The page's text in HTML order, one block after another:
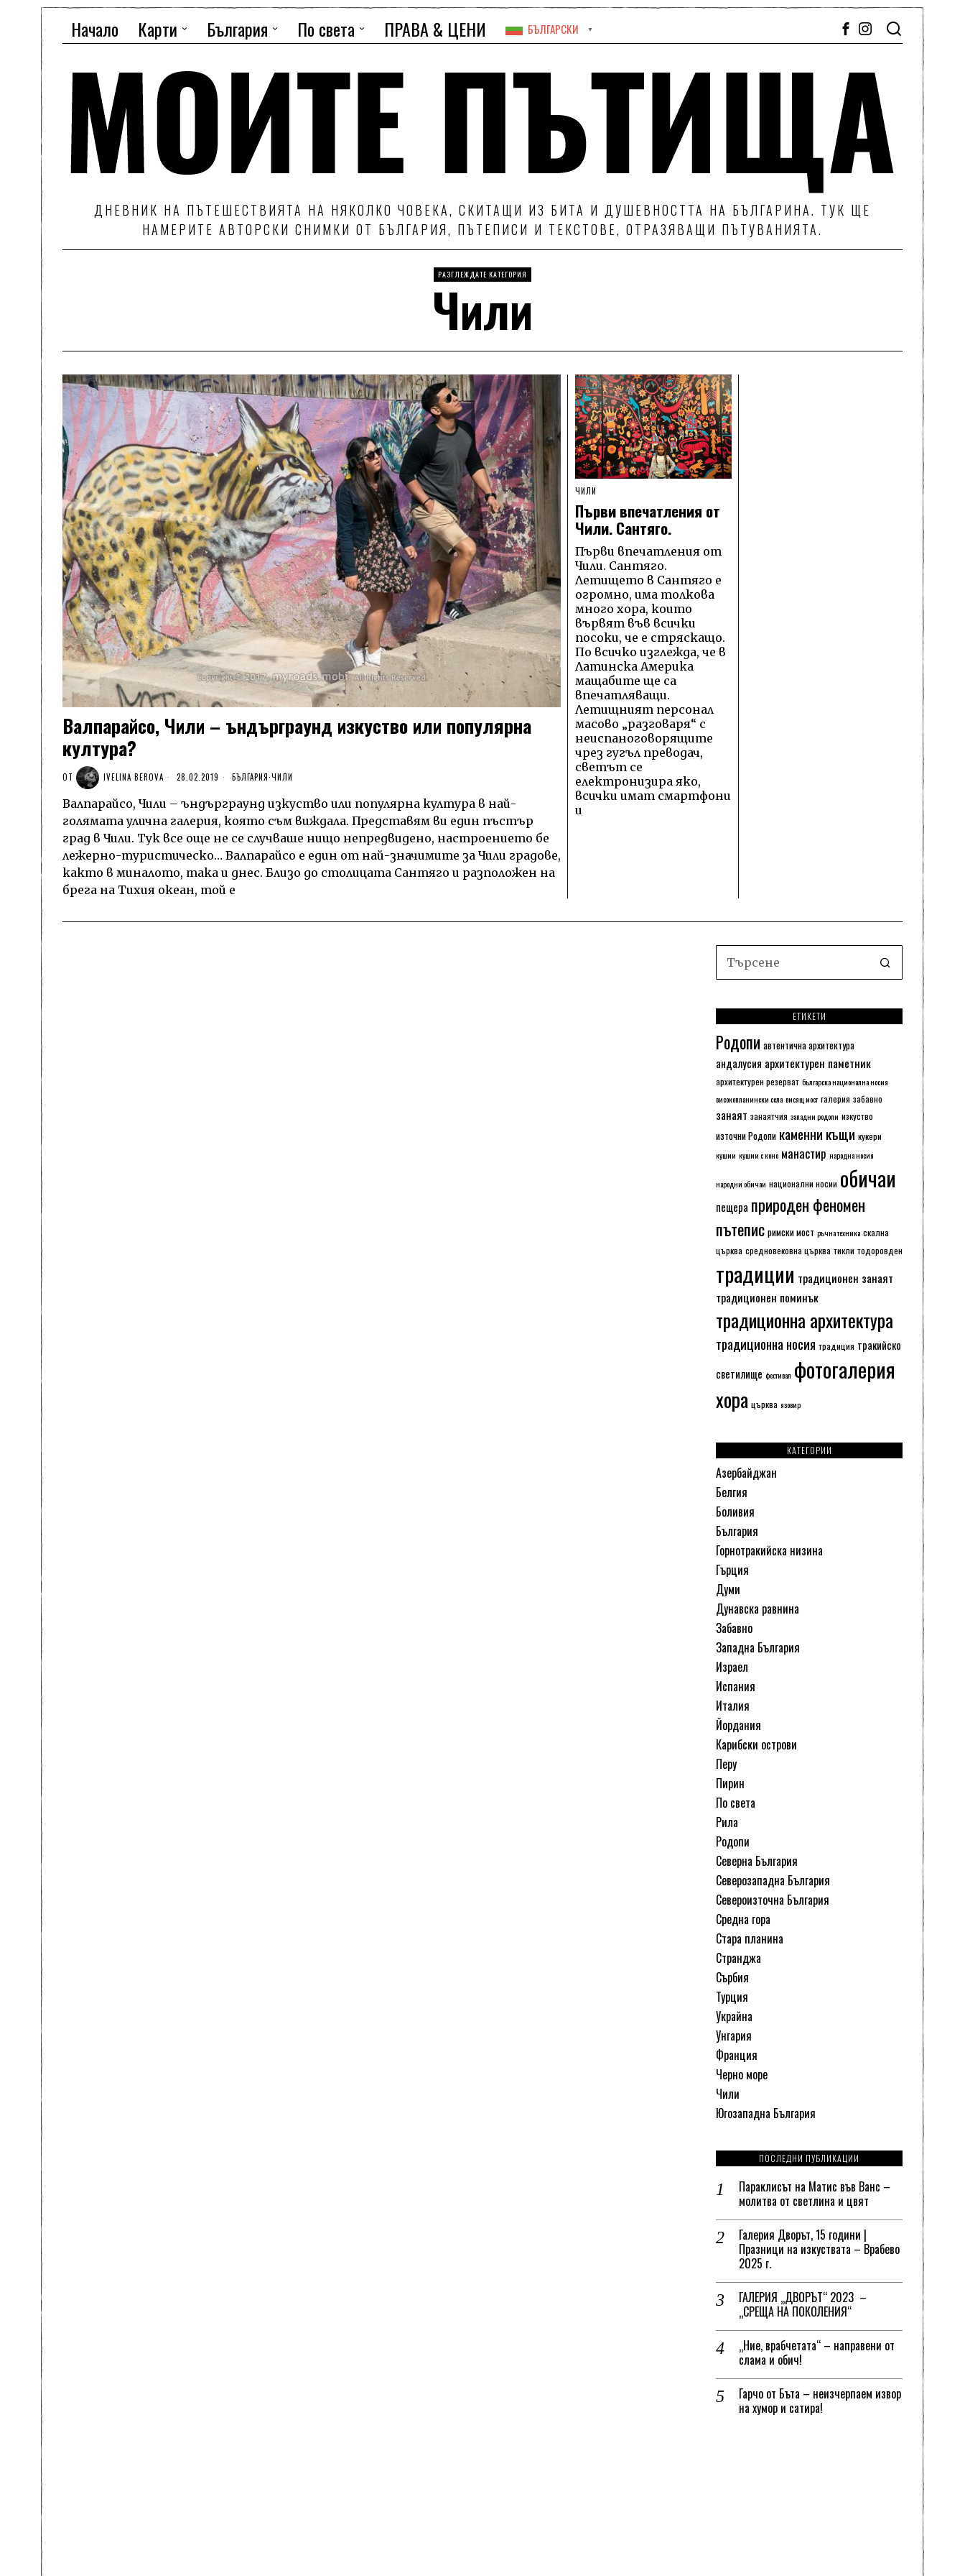
Начало Карти България По света ПРАВА & ЦЕНИ БЪЛГАРСКИ ▼
ДНЕВНИК НА ПЪТЕШЕСТВИЯТА НА НЯКОЛКО ЧОВЕКА, СКИТАЩИ ИЗ БИТА И ДУШЕВНОСТТА НА БЪЛГАРИНА. ТУК ЩЕ
НАМЕРИТЕ АВТОРСКИ СНИМКИ ОТ БЪЛГАРИЯ, ПЪТЕПИСИ И ТЕКСТОВЕ, ОТРАЗЯВАЩИ ПЪТУВАНИЯТА.
РАЗГЛЕЖДАТЕ КАТЕГОРИЯ
Чили
Валпарайсо, Чили – ъндърграунд изкуство или популярна
култура?
ОТ IVELINA BEROVA 28.02.2019 БЪЛГАРИЯ·ЧИЛИ
Валпарайсо, Чили – ъндърграунд изкуство или популярна култура в най-
голямата улична галерия, която съм виждала. Представям ви един пъстър
град в Чили. Тук все още не се случваше нищо непредвидено, настроението бе
лежерно-туристическо… Валпарайсо е един от най-значимите за Чили градове,
както в миналото, така и днес. Близо до столицата Сантяго и разположен на
брега на Тихия океан, той е
ЧИЛИ
Първи впечатления от
Чили. Сантяго.
Първи впечатления от
Чили. Сантяго.
Летището в Сантяго е
огромно, има толкова
много хора, които
вървят във всички
посоки, че е стряскащо.
По всичко изглежда, че в
Латинска Америка
мащабите ще са
впечатляващи.
Летищният персонал
масово „разговаря“ с
неиспаноговорящите
чрез гугъл преводач,
светът се
електронизира яко,
всички имат смартфони
и
ЕТИКЕТИ
Родопи автентична архитектура
андалусия архитектурен паметник
архитектурен резерват българска национална носия
високопланински села висящ мост галерия забавно
занаят занаятчия западни родопи изкуство
източни Родопи каменни къщи кукери
кушии кушии с коне манастир народна носия
народни обичаи национални носии обичаи
пещера природен феномен
пътепис римски мост ръчна техника скална
църква средновековна църква тикли тодоровден
традиции традиционен занаят
традиционен поминък
традиционна архитектура
традиционна носия традиция тракийско
светилище фестивал фотогалерия
хора църква язовир
КАТЕГОРИИ
Азербайджан
Белгия
Боливия
България
Горнотракийска низина
Гърция
Думи
Дунавска равнина
Забавно
Западна България
Израел
Испания
Италия
Йордания
Карибски острови
Перу
Пирин
По света
Рила
Родопи
Северна България
Северозападна България
Североизточна България
Средна гора
Стара планина
Странджа
Сърбия
Турция
Украйна
Унгария
Франция
Черно море
Чили
Югозападна България
ПОСЛЕДНИ ПУБЛИКАЦИИ
Параклисът на Матис във Ванс –
молитва от светлина и цвят
Галерия Дворът, 15 години |
Празници на изкуствата – Врабево
2025 г.
ГАЛЕРИЯ „ДВОРЪТ“ 2023 –
„СРЕЩА НА ПОКОЛЕНИЯ“
„Ние, врабчетата“ – направени от
слама и обич!
Гарчо от Бъта – неизчерпаем извор
на хумор и сатира!